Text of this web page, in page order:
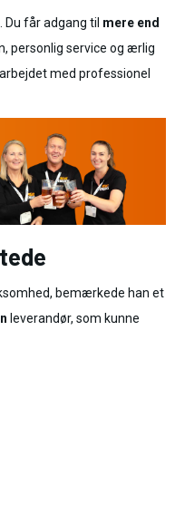
Du får adgang til mere end
personlig service og ærlig
med professionel
bemærkede han et
leverandør, som kunne